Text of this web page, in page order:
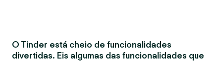
O Tinder está cheio de funcionalidades
divertidas. Eis algumas das funcionalidades que